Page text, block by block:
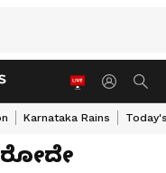
Karnataka Rains